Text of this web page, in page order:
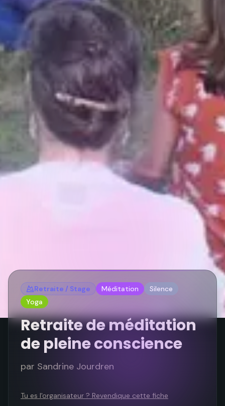
Retraite / Stage Méditation
Silence
Yoga
Retraite de méditation
de pleine conscience
par Sandrine Jourdren
Tu es l'organisateur ? Revendique cette fiche